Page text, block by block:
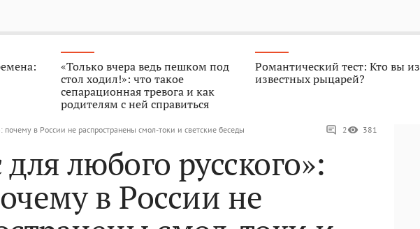
«Только вчера ведь пешком под
стол ходил!»: что такое
сепарационная тревога и как
родителям с ней справиться
Романтический тест: Кто вы из
известных рыцарей?
почему в России не распространены смол-токи и светские беседы 2 381
любого русского»:
в России не